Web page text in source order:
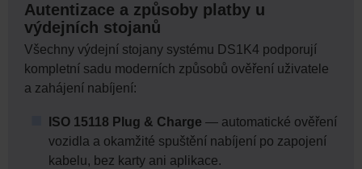
Autentizace a způsoby platby u
výdejních stojanů
Všechny výdejní stojany systému DS1K4 podporují
kompletní sadu moderních způsobů ověření uživatele
a zahájení nabíjení:
ISO 15118 Plug & Charge — automatické ověření
vozidla a okamžité spuštění nabíjení po zapojení
kabelu, bez karty ani aplikace.